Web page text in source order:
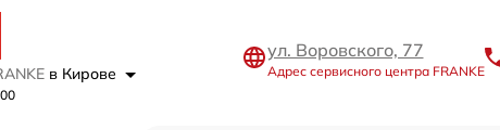
в Кирове
ул. Воровского, 77
Адрес сервисного центра FRANKE